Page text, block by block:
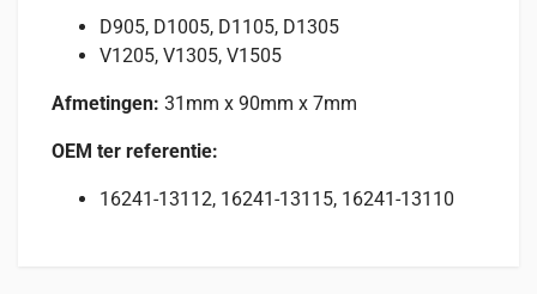
D905, D1005, D1105, D1305
V1205, V1305, V1505
Afmetingen: 31mm x 90mm x 7mm
OEM ter referentie:
16241-13112, 16241-13115, 16241-13110